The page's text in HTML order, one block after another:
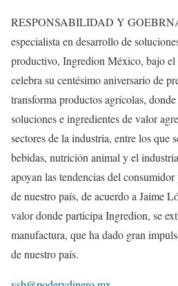
RESPONSABILIDAD Y
especialista en desarrollo de
productivo, Ingredion México, bajo el
celebra su centésimo aniversario de
transforma productos agrícolas,
soluciones e ingredientes de valor
sectores de la industria, entre los que
bebidas, nutrición animal y el
apoyan las tendencias del
de nuestro país, de acuerdo a Jaime
valor donde participa Ingredion, se
manufactura, que ha dado gran
de nuestro país.